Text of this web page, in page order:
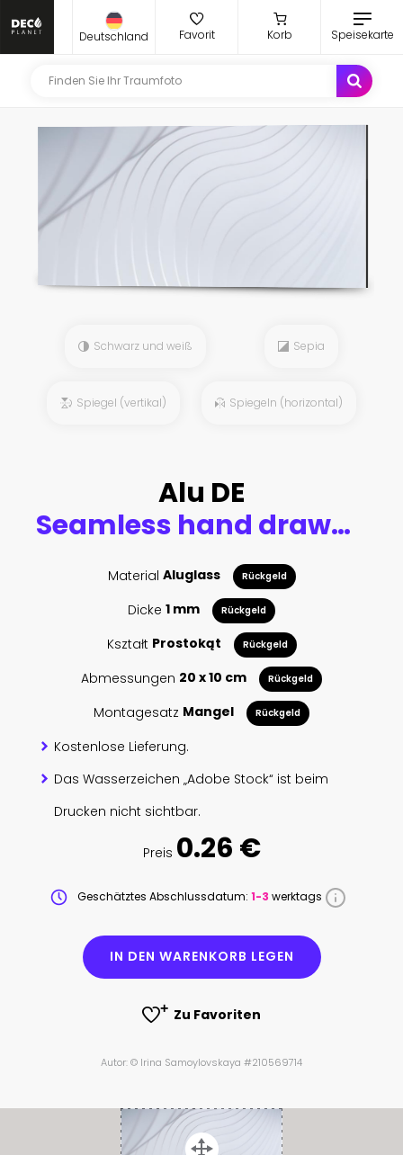
Deutschland Favorit Korb Speisekarte
Schwarz und weiß Sepia
Spiegel (vertikal) Spiegeln (horizontal)
Alu DE
Seamless hand drawn watercolor pattern with leopard head, flowers, feathers, flowers.
Material Aluglass Rückgeld
Dicke 1 mm Rückgeld
Kształt Prostokąt Rückgeld
Abmessungen 20 x 10 cm Rückgeld
Montagesatz Mangel Rückgeld
Kostenlose Lieferung.
Das Wasserzeichen „Adobe Stock“ ist beim
Drucken nicht sichtbar.
Preis 0.26 €
Geschätztes Abschlussdatum: 1-3 werktags
IN DEN WARENKORB LEGEN
Zu Favoriten
Autor: © Irina Samoylovskaya #210569714